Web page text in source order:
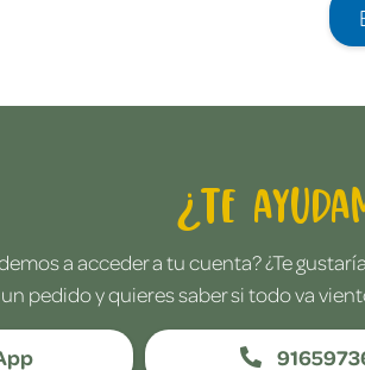
¿Te
a acceder a tu cuenta? ¿Te
pedido y quieres saber si todo va